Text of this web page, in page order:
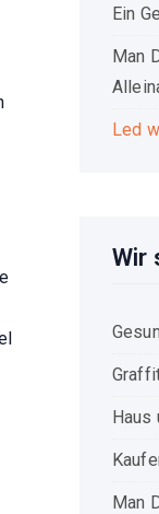
Ein
Man
Led
Wir
Haus
Man